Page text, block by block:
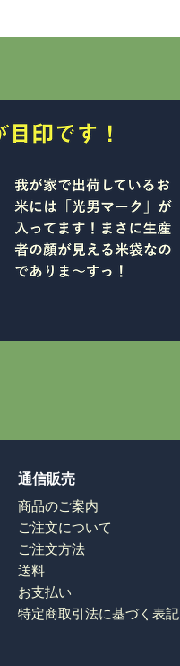
通信販売
商品のご案内
ご注文について
ご注文方法
送料
お支払い
特定商取引法に基づく表記